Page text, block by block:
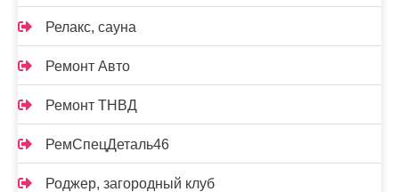
Релакс, сауна
Ремонт Авто
Ремонт ТНВД
РемСпецДеталь46
Роджер, загородный клуб